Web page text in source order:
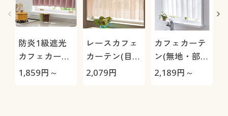
防炎1級遮光
カフェカーテ
ン
1,859円～
レースカフェ
カーテン(目隠
し・UVカッ
2,079円
カフェカーテ
ン(無地・部屋
が明るくなる
2,189円～